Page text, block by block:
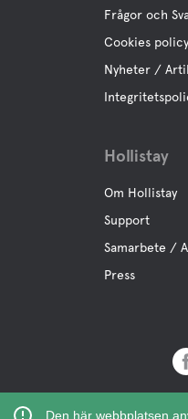
Den här webbplatsen
Frågor och
Cookies policy
Nyheter /
Hollistay
Om Hollistay
Support
Samarbete /
Press